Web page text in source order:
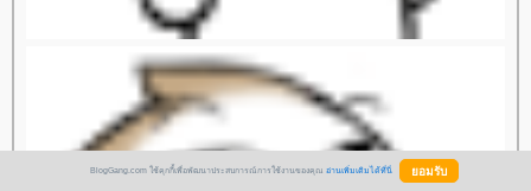
BlogGang.com ใช้คุกกี้เพื่อพัฒนาประสบการณ์การใช้งานของคุณ อ่านเพิ่มเติมได้ที่นี่